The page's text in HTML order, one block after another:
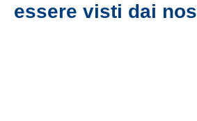
essere visti dai